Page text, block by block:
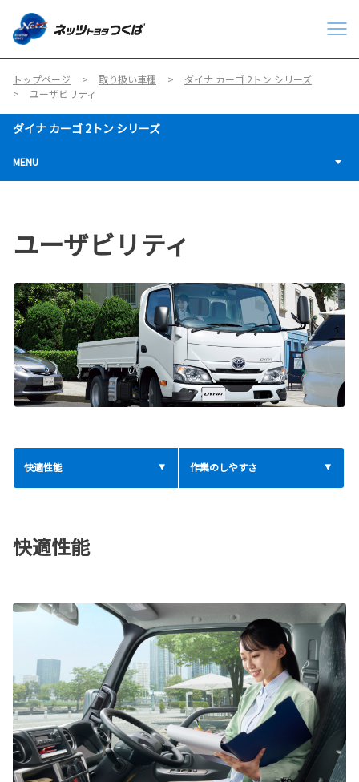
トップページ 取り扱い車種
ダイナ カーゴ 2トン シリーズ
ユーザビリティ
ダイナ カーゴ 2トン シリーズ
MENU
ユーザビリティ
快適性能 作業のしやすさ
快適性能